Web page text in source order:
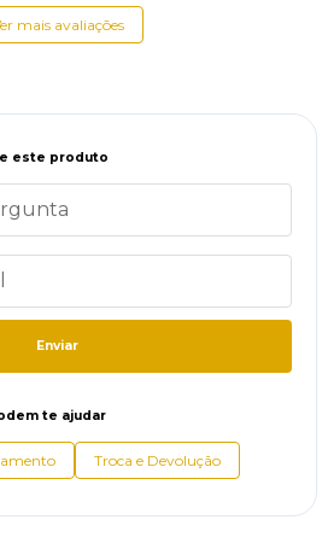
mais avaliações
este produto
Enviar
te ajudar
Troca e Devolução